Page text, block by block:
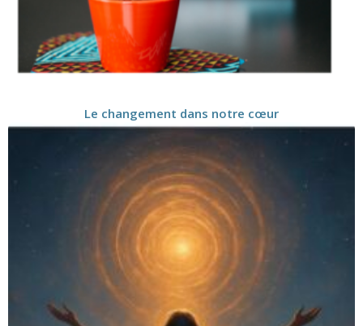
Le changement dans notre cœur